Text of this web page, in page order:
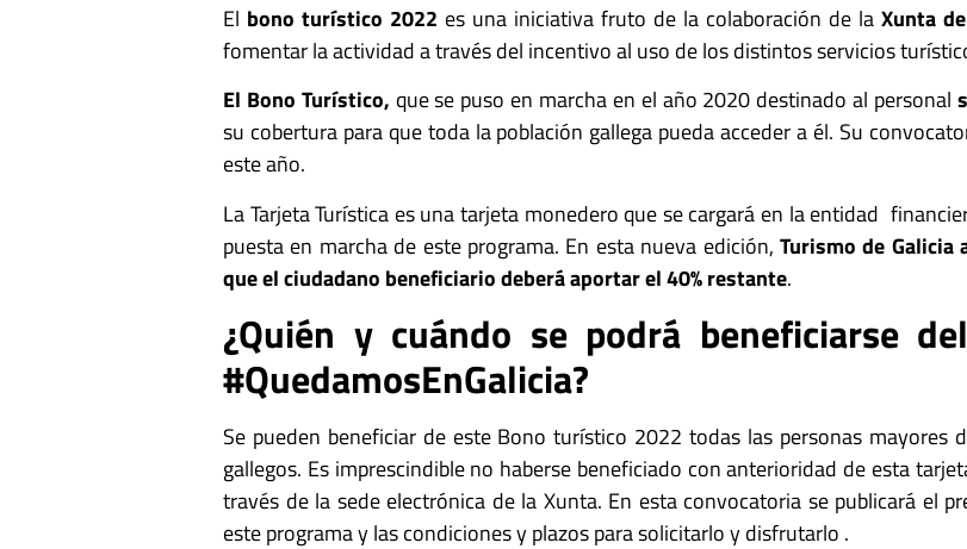
El bono turístico 2022 es una iniciativa fruto de la colaboración de la Xunta
fomentar la actividad a través del incentivo al uso de los distintos servicios
El Bono Turístico, que se puso en marcha en el año 2020 destinado al personal
su cobertura para que toda la población gallega pueda acceder a él. Su
este año.
La Tarjeta Turística es una tarjeta monedero que se cargará en la entidad
puesta en marcha de este programa. En esta nueva edición, Turismo de Galicia
que el ciudadano beneficiario deberá aportar el 40% restante.
¿Quién y cuándo se podrá beneficiarse
#QuedamosEnGalicia?
Se pueden beneficiar de este Bono turístico 2022 todas las personas mayores
gallegos. Es imprescindible no haberse beneficiado con anterioridad de esta
través de la sede electrónica de la Xunta. En esta convocatoria se publicará el
este programa y las condiciones y plazos para solicitarlo y disfrutarlo .